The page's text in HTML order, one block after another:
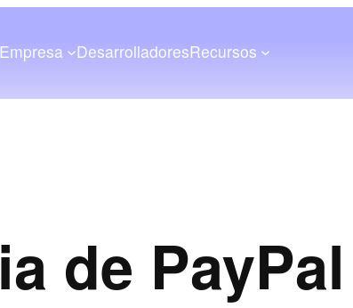
Empresa DesarrolladoresRecursos
de PayPal